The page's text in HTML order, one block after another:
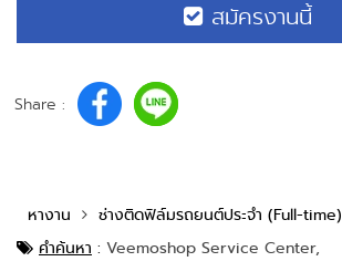
สมัครงานนี้
Share :
หางาน
ช่างติดฟิล์มรถยนต์ประจำ (Full-time)
คำค้นหา : Veemoshop Service Center,